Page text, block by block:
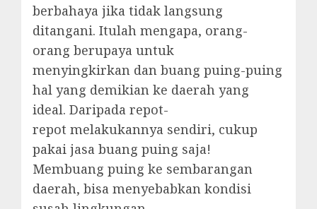
berbahaya jika tidak langsung
ditangani. Itulah mengapa, orang-
orang berupaya untuk
menyingkirkan dan buang puing-puing
hal yang demikian ke daerah yang
ideal. Daripada repot-
repot melakukannya sendiri, cukup
pakai jasa buang puing saja!
Membuang puing ke sembarangan
daerah, bisa menyebabkan kondisi